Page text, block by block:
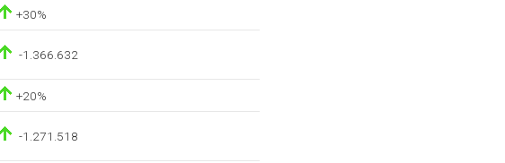
+30%
-1.366.632
+20%
-1.271.518